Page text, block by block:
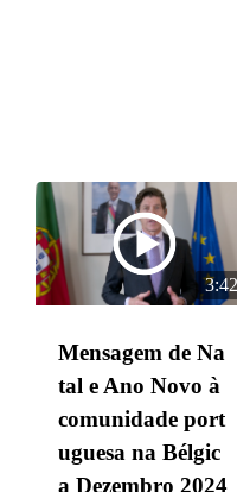
3:42
Mensagem de Na
tal e Ano Novo à
comunidade port
uguesa na Bélgic
a Dezembro 2024